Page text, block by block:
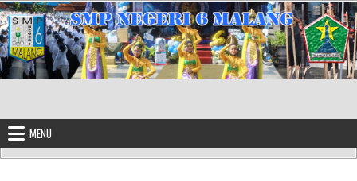
Skip to content
MENU